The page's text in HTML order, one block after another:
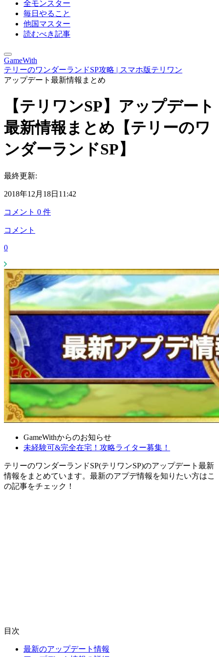
全モンスター
毎日やること
他国マスター
読むべき記事
GameWith
テリーのワンダーランドSP攻略 | スマホ版テリワン
アップデート最新情報まとめ
【テリワンSP】アップデート
最新情報まとめ【テリーのワ
ンダーランドSP】
最終更新:
2018年12月18日11:42
コメント 0 件
コメント
0
GameWithからのお知らせ
未経験可&完全在宅！攻略ライター募集！
テリーのワンダーランドSP(テリワンSP)のアップデート最新
情報をまとめています。最新のアプデ情報を知りたい方はこ
の記事をチェック！
目次
最新のアップデート情報